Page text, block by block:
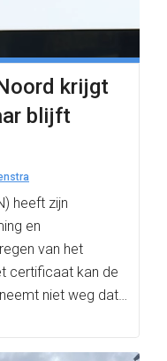
krijgt
blijft
heeft zijn
en
van het
certificaat kan de
niet weg dat